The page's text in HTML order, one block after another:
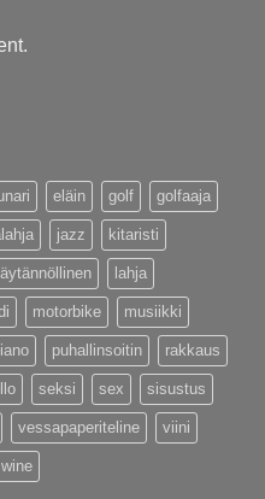
eläin golf golfaaja
jazz kitaristi
lahja
motorbike musiikki
puhallinsoitin rakkaus
seksi sex sisustus
vessapaperiteline viini
wine